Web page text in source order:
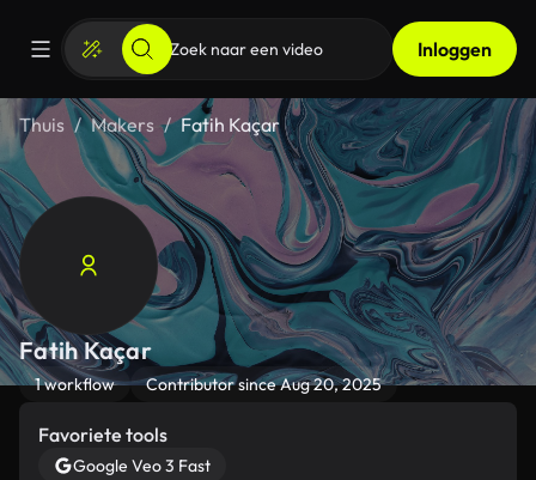
Inloggen
Thuis Makers Fatih Kaçar
Fatih Kaçar
1 workflow Contributor since Aug 20, 2025
Favoriete tools
Google Veo 3 Fast